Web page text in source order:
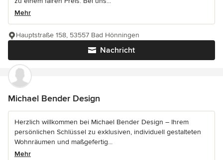
Mehr
Nachricht
Hauptstraße 158, 53557 Bad Hönningen
Michael Bender Design
Herzlich willkommen bei Michael Bender Design – Ihrem
persönlichen Schlüssel zu exklusiven, individuell gestalteten
Wohnräumen und maßgefertig...
Mehr